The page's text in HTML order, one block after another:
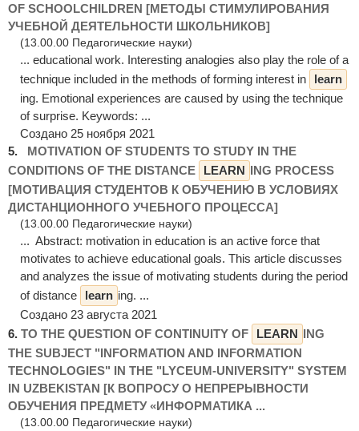
OF SCHOOLCHILDREN [МЕТОДЫ СТИМУЛИРОВАНИЯ
УЧЕБНОЙ ДЕЯТЕЛЬНОСТИ ШКОЛЬНИКОВ]
(13.00.00 Педагогические науки)
... educational work. Interesting analogies also play the role of a
technique included in the methods of forming interest in
learn
ing. Emotional experiences are caused by using the technique
of surprise. Keywords: ...
Создано 25 ноября 2021
5.
MOTIVATION OF STUDENTS TO STUDY IN THE
CONDITIONS OF THE DISTANCE
LEARN ING PROCESS
[МОТИВАЦИЯ СТУДЕНТОВ К ОБУЧЕНИЮ В УСЛОВИЯХ
ДИСТАНЦИОННОГО УЧЕБНОГО ПРОЦЕССА]
(13.00.00 Педагогические науки)
... Abstract: motivation in education is an active force that
motivates to achieve educational goals. This article discusses
and analyzes the issue of motivating students during the period
of distance
learn ing. ...
Создано 23 августа 2021
6. TO THE QUESTION OF CONTINUITY OF LEARN ING
THE SUBJECT "INFORMATION AND INFORMATION
TECHNOLOGIES" IN THE "LYCEUM-UNIVERSITY" SYSTEM
IN UZBEKISTAN [К ВОПРОСУ О НЕПРЕРЫВНОСТИ
ОБУЧЕНИЯ ПРЕДМЕТУ «ИНФОРМАТИКА ...
(13.00.00 Педагогические науки)